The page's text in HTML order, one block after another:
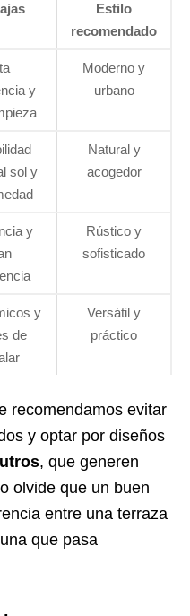
Estilo
recomendado
y
Moderno y
urbano
sol y
Natural y
acogedor
y
Rústico y
sofisticado
y
de
Versátil y
práctico
recomendamos evitar
y optar por diseños
, que generen
olvide que un buen
entre una terraza
que pasa